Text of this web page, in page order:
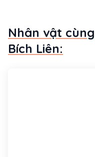
Nhân vật
Bích Liên: